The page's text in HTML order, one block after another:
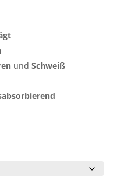
und Schweiß